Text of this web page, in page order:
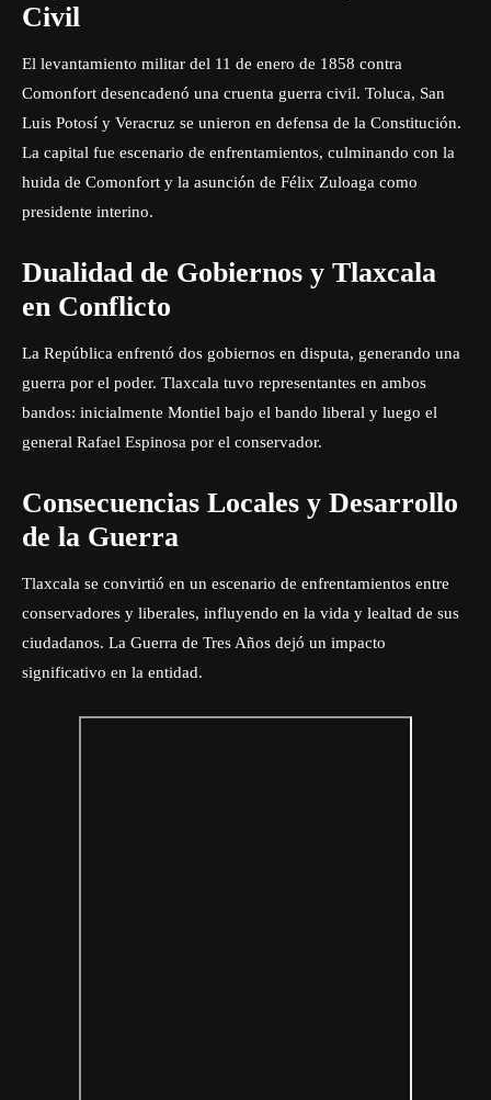
Civil
El levantamiento militar del 11 de enero de 1858 contra
Comonfort desencadenó una cruenta guerra civil. Toluca, San
Luis Potosí y Veracruz se unieron en defensa de la Constitución.
La capital fue escenario de enfrentamientos, culminando con la
huida de Comonfort y la asunción de Félix Zuloaga como
presidente interino.
Dualidad de Gobiernos y Tlaxcala
en Conflicto
La República enfrentó dos gobiernos en disputa, generando una
guerra por el poder. Tlaxcala tuvo representantes en ambos
bandos: inicialmente Montiel bajo el bando liberal y luego el
general Rafael Espinosa por el conservador.
Consecuencias Locales y Desarrollo
de la Guerra
Tlaxcala se convirtió en un escenario de enfrentamientos entre
conservadores y liberales, influyendo en la vida y lealtad de sus
ciudadanos. La Guerra de Tres Años dejó un impacto
significativo en la entidad.